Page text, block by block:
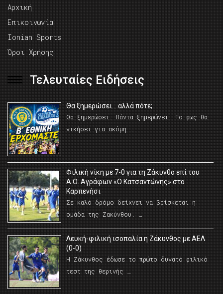
Αρχική
Επικοινωνία
Ionian Sports
Όροι Χρήσης
Τελευταίες Ειδήσεις
Θα ξημερώσει… αλλά πότε;
Θα ξημερώσει. Πάντα ξημερώνει. Το φως θα
νικήσει για ακόμη …
Φιλική νίκη με 7-0 για τη Ζάκυνθο επί του
Α.Ο. Αγράφων «Ο Κατσαντώνης» στο
Καρπενήσι
Σε καλό δρόμο δείχνει να βρίσκεται η
ομάδα της Ζακύνθου. …
Λευκή-φιλική ισοπαλία η Ζάκυνθος με ΑΕΛ
(0-0)
Η Ζάκυνθος έδωσε το πρώτο δυνατό φιλικό
τεστ της θερινής …